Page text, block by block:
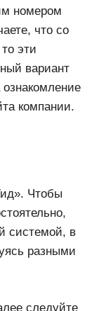
номером
что со
эти
вариант
ознакомление
компании.
Чтобы
системой, в
разными
следуйте